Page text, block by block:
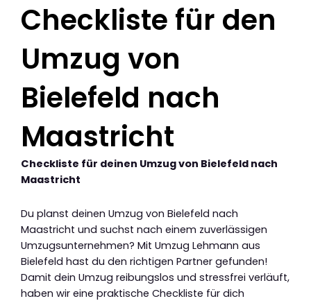
Checkliste für den
Umzug von
Bielefeld nach
Maastricht
Checkliste für deinen Umzug von Bielefeld nach
Maastricht
Du planst deinen Umzug von Bielefeld nach
Maastricht und suchst nach einem zuverlässigen
Umzugsunternehmen? Mit Umzug Lehmann aus
Bielefeld hast du den richtigen Partner gefunden!
Damit dein Umzug reibungslos und stressfrei verläuft,
haben wir eine praktische Checkliste für dich